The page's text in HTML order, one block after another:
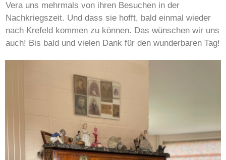
Vera uns mehrmals von ihren Besuchen in der
Nachkriegszeit. Und dass sie hofft, bald einmal wieder
nach Krefeld kommen zu können. Das wünschen wir uns
auch! Bis bald und vielen Dank für den wunderbaren Tag!